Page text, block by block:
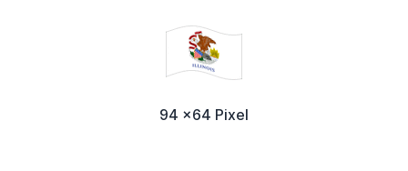
94 x64 Pixel